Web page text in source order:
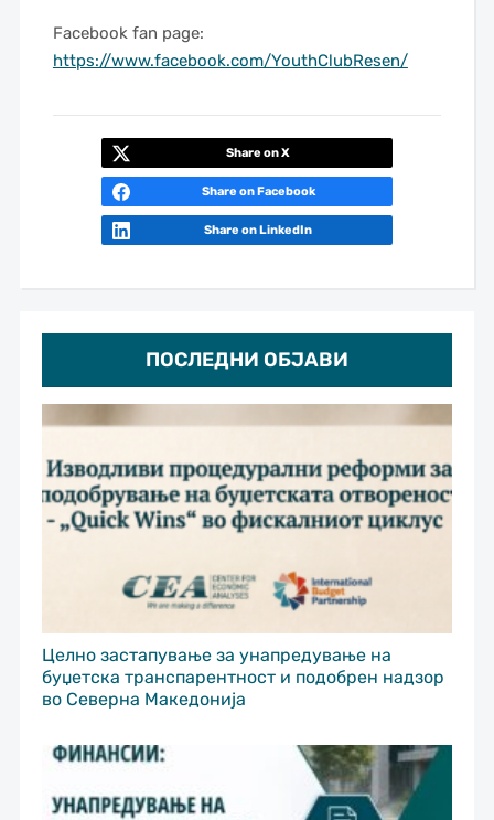
ПОСЛЕДНИ ОБЈАВИ
Целно застапување за унапредување на
буџетска транспарентност и подобрен надзор
во Северна Македонија
Facebook fan page:
https://www.facebook.com/YouthClubResen/
Share on X
Share on Facebook
Share on LinkedIn